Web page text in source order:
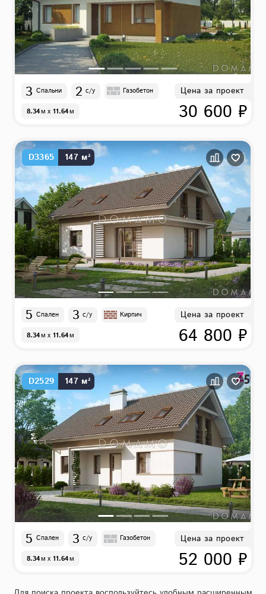
3 Спальни 2 с/у Газобетон
8.34м x 11.64м
Цена за проект
30 600 ₽
D3365 147 м²
5 Спален 3 с/у Кирпич
8.34м x 11.64м
Цена за проект
64 800 ₽
D2529 147 м²
5 Спален 3 с/у Газобетон
8.34м x 11.64м
Цена за проект
52 000 ₽